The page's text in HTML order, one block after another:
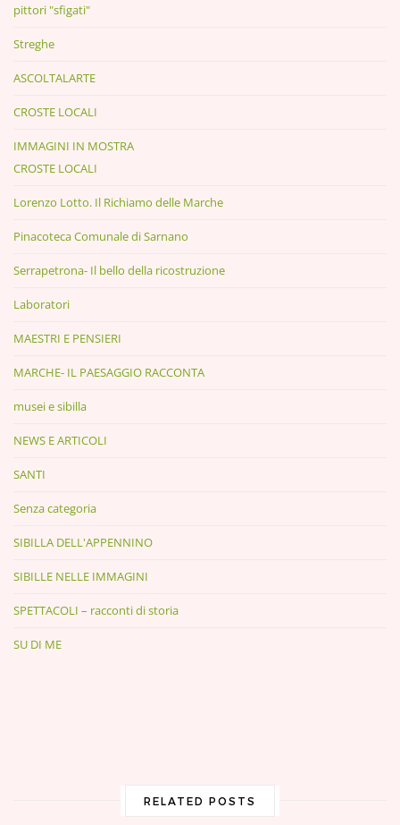
pittori "sfigati"
Streghe
ASCOLTALARTE
CROSTE LOCALI
IMMAGINI IN MOSTRA
CROSTE LOCALI
Lorenzo Lotto. Il Richiamo delle Marche
Pinacoteca Comunale di Sarnano
Serrapetrona- Il bello della ricostruzione
Laboratori
MAESTRI E PENSIERI
MARCHE- IL PAESAGGIO RACCONTA
musei e sibilla
NEWS E ARTICOLI
SANTI
Senza categoria
SIBILLA DELL'APPENNINO
SIBILLE NELLE IMMAGINI
SPETTACOLI – racconti di storia
SU DI ME
RELATED POSTS